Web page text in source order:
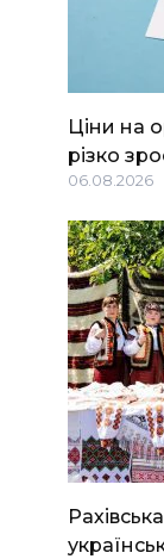
Ціни на
різко
06.08.2026